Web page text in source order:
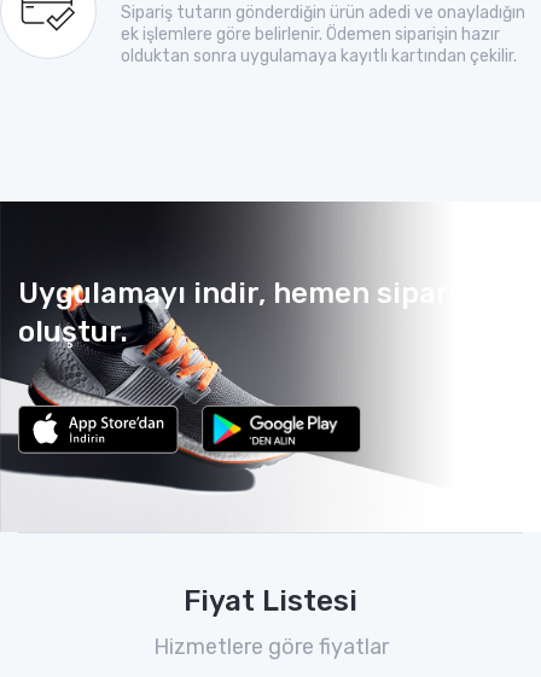
Sipariş tutarın gönderdiğin ürün adedi ve onayladığın
ek işlemlere göre belirlenir. Ödemen siparişin hazır
olduktan sonra uygulamaya kayıtlı kartından çekilir.
Uygulamayı indir, hemen sipariş
oluştur.
Fiyat Listesi
Hizmetlere göre fiyatlar